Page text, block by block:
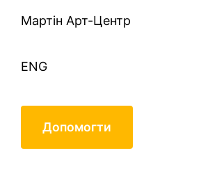
Mартін Арт-Центр
ENG
Допомогти